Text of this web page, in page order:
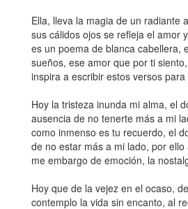
Ella, lleva la magia de un radiante
sus cálidos ojos se refleja el amor
es un poema de blanca cabellera,
sueños, ese amor que por ti
inspira a escribir estos versos
Hoy la tristeza inunda mi alma, el
ausencia de no tenerte más a mi
como inmenso es tu recuerdo, el
de no estar más a mi lado, por
me embargo de emoción, la
Hoy que de la vejez en el ocaso,
contemplo la vida sin encanto, al